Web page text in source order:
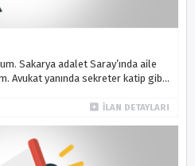
Sakarya adalet Saray’ında aile
Avukat yanında sekreter katip gibi
İLAN DETAYLARI